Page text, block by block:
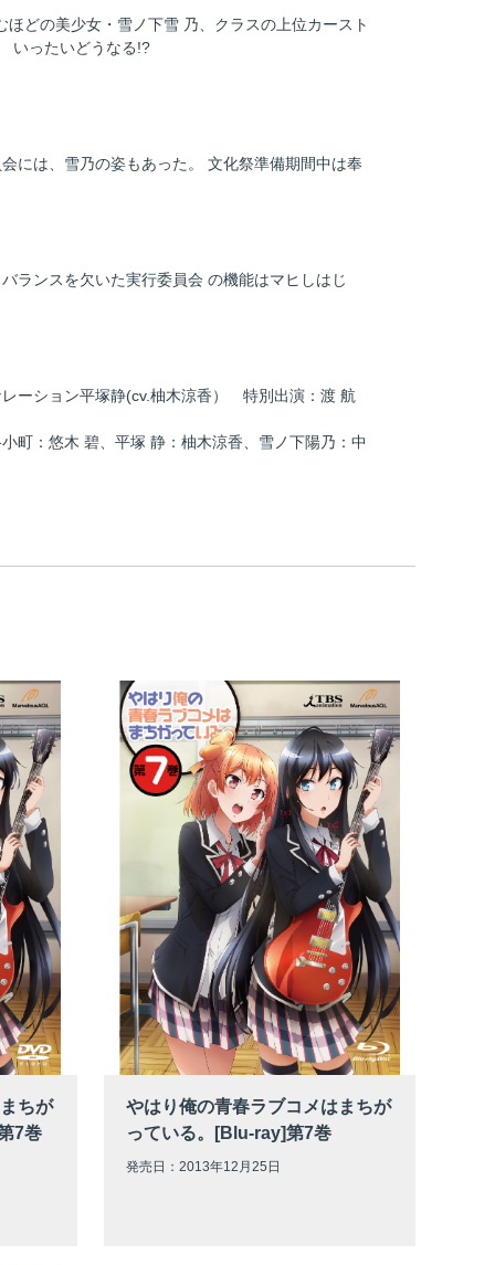
どの美少女・雪ノ下雪 乃、クラスの上位カースト
いったいどうなる!?
には、雪乃の姿もあった。 文化祭準備期間中は奉
ランスを欠いた実行委員会 の機能はマヒしはじ
ーション平塚静(cv.柚木涼香） 特別出演：渡 航
町：悠木 碧、平塚 静：柚木涼香、雪ノ下陽乃：中
ちが
7巻
やはり俺の青春ラブコメはまちが
っている。[Blu-ray]第7巻
発売日：2013年12月25日